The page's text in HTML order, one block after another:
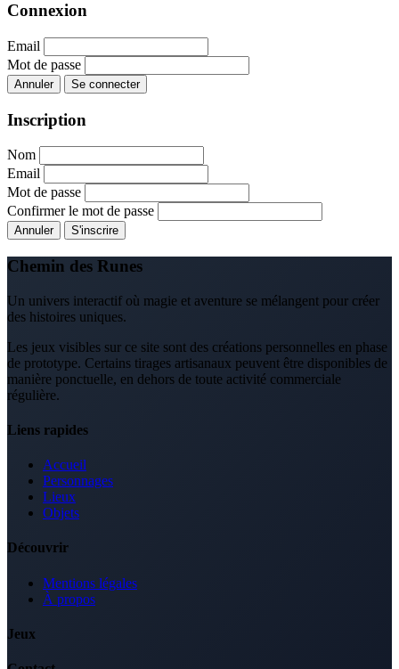
Connexion
Email
Mot de passe
Annuler Se connecter
Inscription
Nom
Email
Mot de passe
Confirmer le mot de passe
Annuler S'inscrire
Chemin des Runes
Un univers interactif où magie et aventure se mélangent pour créer
des histoires uniques.
Les jeux visibles sur ce site sont des créations personnelles en phase
de prototype. Certains tirages artisanaux peuvent être disponibles de
manière ponctuelle, en dehors de toute activité commerciale
régulière.
Liens rapides
Accueil
Personnages
Lieux
Objets
Découvrir
Mentions légales
À propos
Jeux